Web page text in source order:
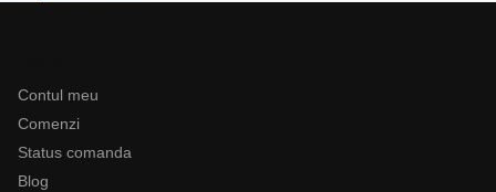
Contul meu
Comenzi
Status comanda
Blog